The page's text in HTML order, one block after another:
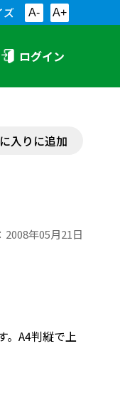
ズ A- A+
ログイン
入りに追加
2008年05月21日
。A4判縦で上